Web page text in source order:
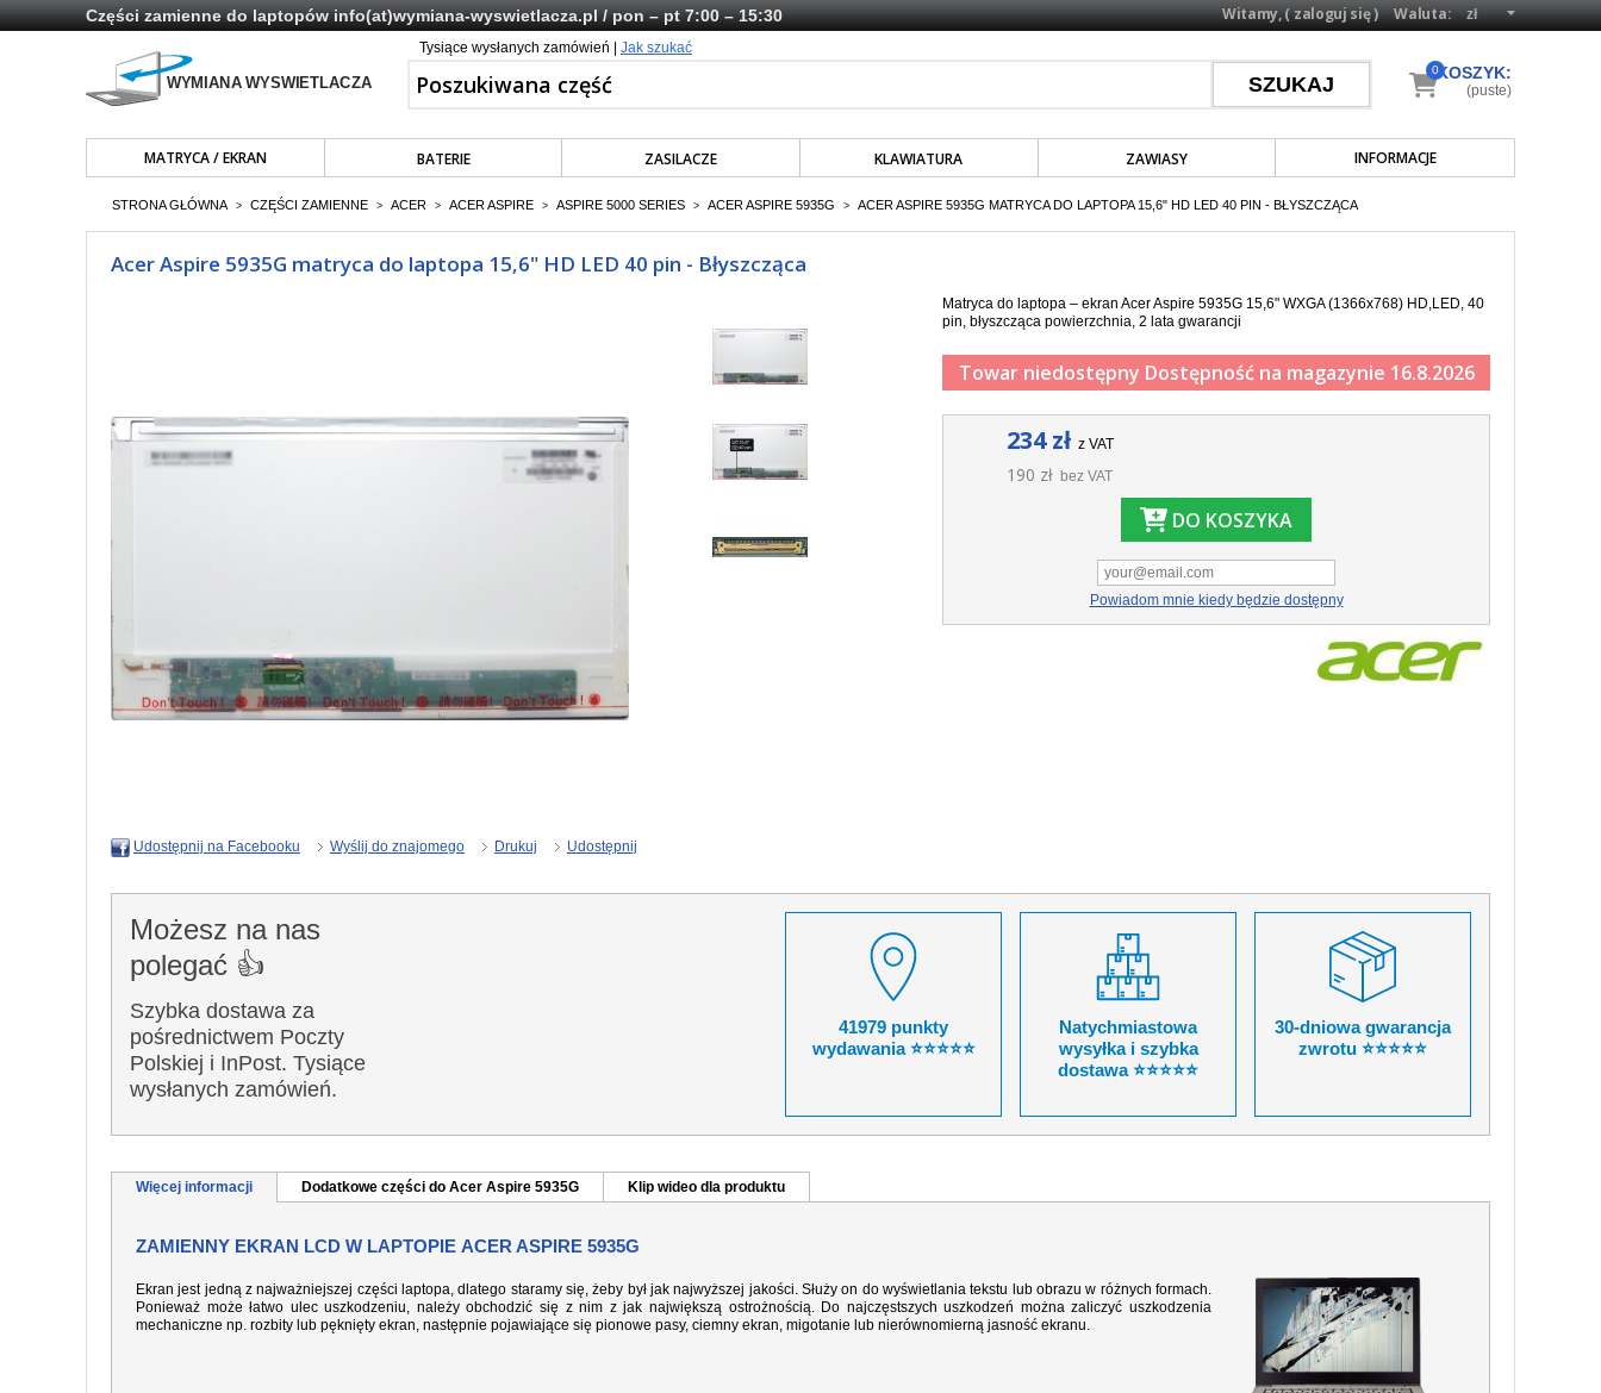
Części zamienne do laptopówinfo(at)wymiana-wyswietlacza.pl/ pon – pt 7:00 – 15:30 Waluta:
Witamy, (zaloguj się)
Tysiące wysłanych zamówień | Jak szukać
MATRYCA / EKRAN BATERIE ZASILACZE KLAWIATURA ZAWIASY INFORMACJE
KOSZYK:
0
(puste)
STRONA GŁÓWNA > CZĘŚCI ZAMIENNE > ACER > ACER ASPIRE > ASPIRE 5000 SERIES > ACER ASPIRE 5935G > ACER ASPIRE 5935G MATRYCA DO LAPTOPA 15,6" HD LED 40 PIN - BŁYSZCZĄCA
Acer Aspire 5935G matryca do laptopa 15,6" HD LED 40 pin - Błyszcząca
Matryca do laptopa – ekran Acer Aspire 5935G 15,6" WXGA (1366x768) HD,LED, 40
pin, błyszcząca powierzchnia, 2 lata gwarancji
Towar niedostępny Dostępność na magazynie 16.8.2026
234 zł z VAT
190 zł bez VAT
DO KOSZYKA
Powiadom mnie kiedy będzie dostępny
Udostępnij na Facebooku Wyślij do znajomego Drukuj Udostępnij
Możesz na nas
polegać 👍
Szybka dostawa za
pośrednictwem Poczty
Polskiej i InPost. Tysiące
wysłanych zamówień.
41979 punkty
wydawania ⭐⭐⭐⭐⭐
Natychmiastowa
wysyłka i szybka
dostawa ⭐⭐⭐⭐⭐
30-dniowa gwarancja
zwrotu ⭐⭐⭐⭐⭐
Więcej informacji Dodatkowe części do Acer Aspire 5935G Klip wideo dla produktu
ZAMIENNY EKRAN LCD W LAPTOPIE ACER ASPIRE 5935G
Ekran jest jedną z najważniejszej części laptopa, dlatego staramy się, żeby był jak najwyższej jakości. Służy on do wyświetlania tekstu lub obrazu w różnych formach.
Ponieważ może łatwo ulec uszkodzeniu, należy obchodzić się z nim z jak największą ostrożnością. Do najczęstszych uszkodzeń można zaliczyć uszkodzenia
mechaniczne np. rozbity lub pęknięty ekran, następnie pojawiające się pionowe pasy, ciemny ekran, migotanie lub nierównomierną jasność ekranu.